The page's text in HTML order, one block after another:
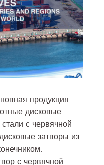
продукция
дисковые
с червячной
затворы из
с червячной